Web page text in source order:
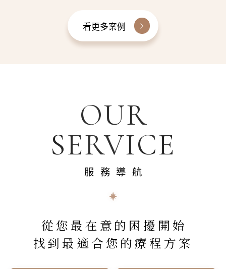
看更多案例
OUR
SERVICE
服務導航
從您最在意的困擾開始
找到最適合您的療程方案